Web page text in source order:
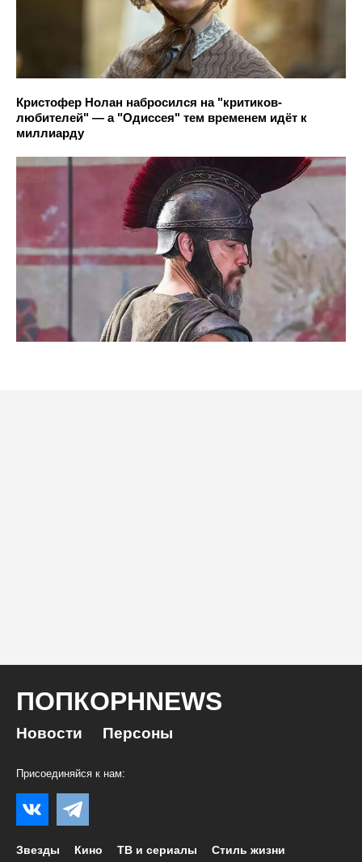
Кристофер Нолан набросился на "критиков-
любителей" — а "Одиссея" тем временем идёт к
миллиарду
ПОПКОРНNEWS
Новости Персоны
Присоединяйся к нам:
Звезды Кино ТВ и сериалы
Стиль жизни